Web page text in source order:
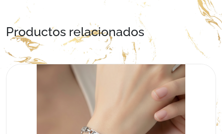
Productos relacionados